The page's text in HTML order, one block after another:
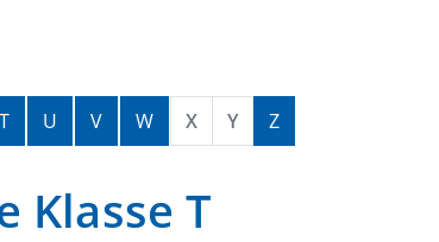
T U V W X Y Z
Klasse T